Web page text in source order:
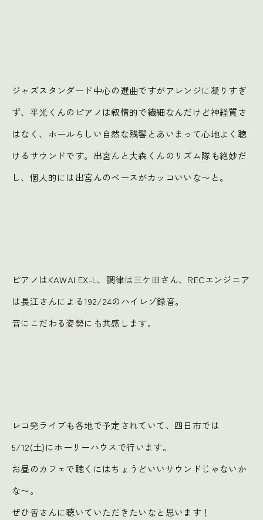
ジャズスタンダード中心の選曲ですがアレンジに凝りすぎ
ず、平光くんのピアノは叙情的で繊細なんだけど神経質さ
はなく、ホールらしい自然な残響とあいまって心地よく聴
けるサウンドです。出宮んと大森くんのリズム隊も絶妙だ
し、個人的には出宮んのベースがカッコいいな〜と。
ピアノはKAWAI EX-L、調律は三ケ田さん、RECエンジニア
は長江さんによる192/24のハイレゾ録音。
音にこだわる姿勢にも共感します。
レコ発ライブも各地で予定されていて、四日市では
5/12(土)にホーリーハウスで行います。
お昼のカフェで聴くにはちょうどいいサウンドじゃないか
な〜。
ぜひ皆さんに聴いていただきたいなと思います！